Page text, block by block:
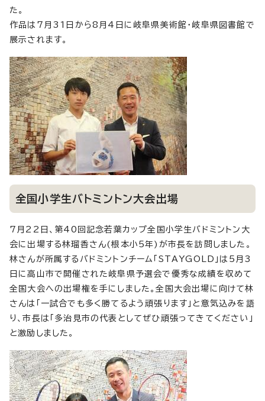
た。
作品は7月31日から8月4日に岐阜県美術館・岐阜県図書館で
展示されます。
全国小学生バトミントン大会出場
7月22日、第40回記念若葉カップ全国小学生バドミントン大
会に出場する林瑠香さん(根本小5年)が市長を訪問しました。
林さんが所属するバドミントンチーム「STAYGOLD」は5月3
日に高山市で開催された岐阜県予選会で優秀な成績を収めて
全国大会への出場権を手にしました。全国大会出場に向けて林
さんは「一試合でも多く勝てるよう頑張ります」と意気込みを語
り、市長は「多治見市の代表としてぜひ頑張ってきてください」
と激励しました。